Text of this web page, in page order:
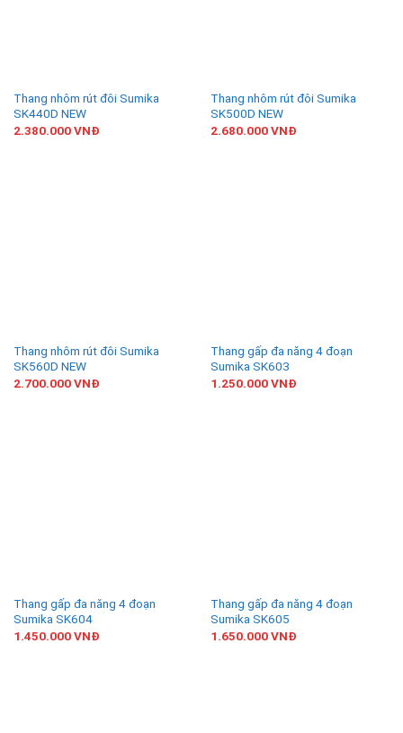
Thang nhôm rút đôi Sumika
SK440D NEW
2.380.000VNĐ
Thang nhôm rút đôi Sumika
SK500D NEW
2.680.000VNĐ
Thang nhôm rút đôi Sumika
SK560D NEW
2.700.000VNĐ
Thang gấp đa năng 4 đoạn
Sumika SK603
1.250.000VNĐ
Thang gấp đa năng 4 đoạn
Sumika SK604
1.450.000VNĐ
Thang gấp đa năng 4 đoạn
Sumika SK605
1.650.000VNĐ